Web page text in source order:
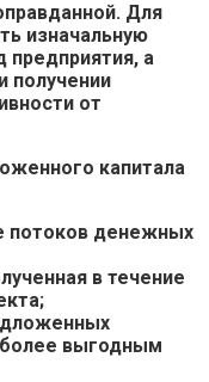
Для
изначальную
предприятия, а
получении
от
капитала
потоков денежных
в течение
выгодным